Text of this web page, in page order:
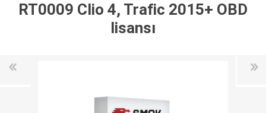
RT0009 Clio 4, Trafic 2015+ OBD
lisansı